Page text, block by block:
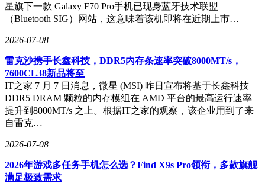
星旗下一款 Galaxy F70 Pro手机已现身蓝牙技术联盟
（Bluetooth SIG）网站，这意味着该机即将在近期上市…
2026-07-08
雷克沙携手长鑫科技，DDR5内存条速率突破8000MT/s，
7600CL38新品将至
IT之家 7 月 7 日消息，微星 (MSI) 昨日宣布将基于长鑫科技
DDR5 DRAM 颗粒的内存模组在 AMD 平台的最高运行速率
提升到8000MT/s 之上。根据IT之家的观察，该企业用到了来
自雷克…
2026-07-08
2026年游戏多任务手机怎么选？Find X9s Pro领衔，多款旗舰
满足极致需求